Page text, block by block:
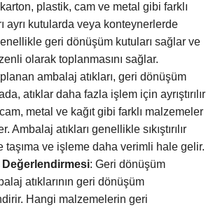
plastik, cam ve metal gibi farklı
ayrı kutularda veya konteynerlerde
geri dönüşüm kutuları sağlar ve
olarak toplanmasını sağlar.
ambalaj atıkları, geri dönüşüm
atıklar daha fazla işlem için ayrıştırılır
metal ve kağıt gibi farklı malzemeler
Ambalaj atıkları genellikle sıkıştırılır
taşıma ve işleme daha verimli hale gelir.
: Geri dönüşüm
atıklarının geri dönüşüm
Hangi malzemelerin geri